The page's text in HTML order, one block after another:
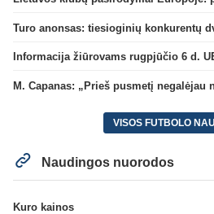
Turo anonsas: tiesioginių konkurentų
Informacija žiūrovams rugpjūčio 6 d.
VISOS FUTBOLO
Naudingos nuorodos
Kuro kainos